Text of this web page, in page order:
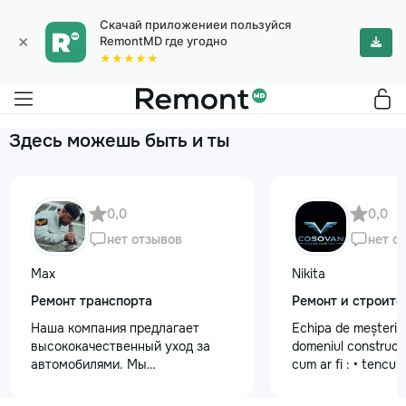
×
Скачай приложениеи пользуйся
RemontMD где угодно
★★★★★
Здесь можешь быть и ты
0,0
нет отзывов
Max
Ремонт транспорта
Наша компания предлагает
высококачественный уход за
автомобилями. Мы
0,0
нет
Nikita
Ремонт и
Echipa de meșteri
domeniul
cum ar fi : •